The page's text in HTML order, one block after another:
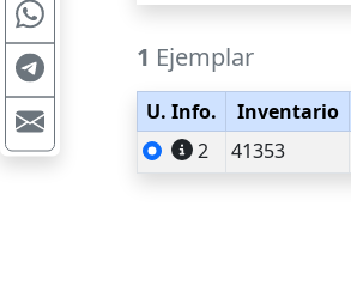
1 Ejemplar
U. Info. Inventario
2 41353